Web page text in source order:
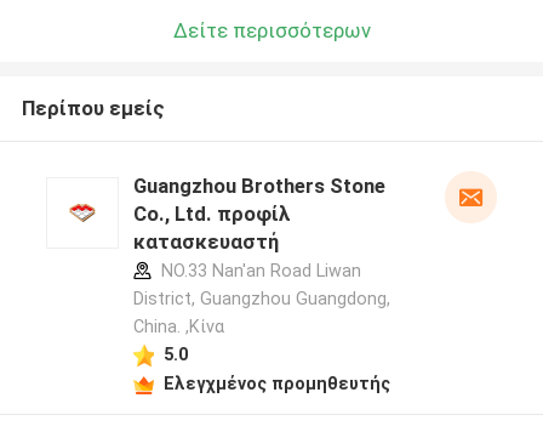
Δείτε περισσότερων
Περίπου εμείς
Guangzhou Brothers Stone
Co., Ltd. προφίλ
κατασκευαστή
NO.33 Nan'an Road Liwan
District, Guangzhou Guangdong,
China. ,Κίνα
5.0
Ελεγχμένος προμηθευτής